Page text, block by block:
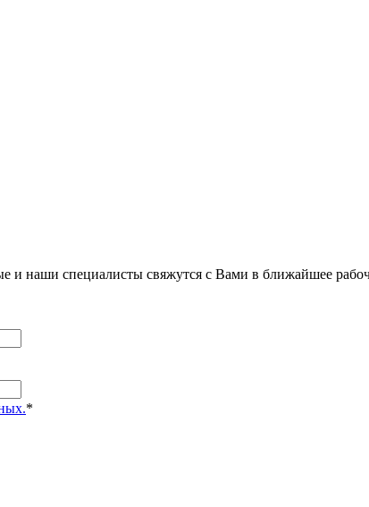
и наши специалисты свяжутся с Вами в ближайшее
*